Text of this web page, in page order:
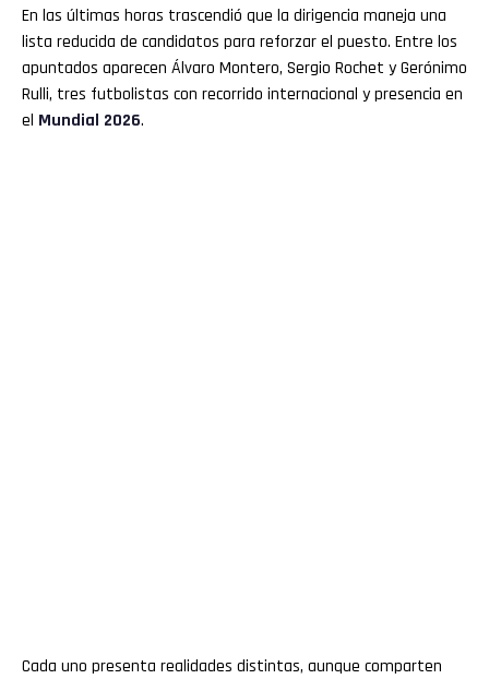
En las últimas horas trascendió que la dirigencia maneja una
lista reducida de candidatos para reforzar el puesto. Entre los
apuntados aparecen Álvaro Montero, Sergio Rochet y Gerónimo
Rulli, tres futbolistas con recorrido internacional y presencia en
el Mundial 2026.
Cada uno presenta realidades distintas, aunque comparten